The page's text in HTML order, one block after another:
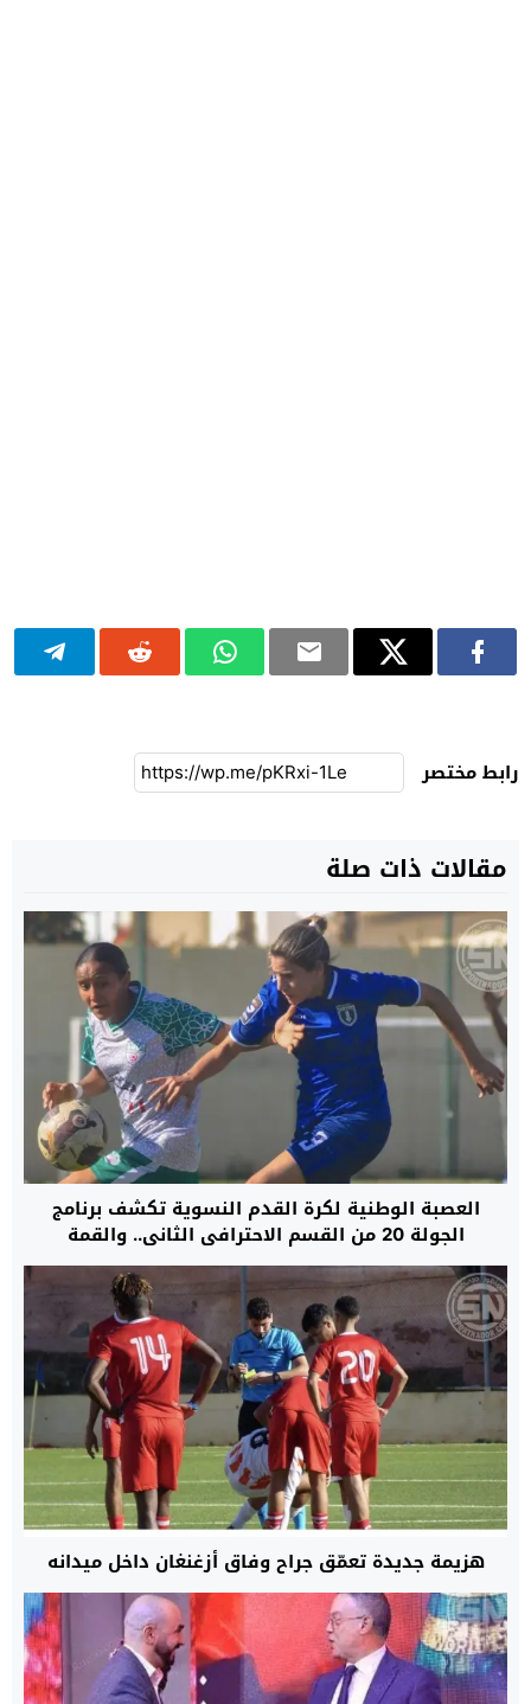
رابط مختصر
مقالات ذات صلة
العصبة الوطنية لكرة القدم النسوية تكشف برنامج
الجولة 20 من القسم الاحترافي الثاني.. والقمة
بالسعيدي
هزيمة جديدة تعمّق جراح وفاق أزغنغان داخل ميدانه